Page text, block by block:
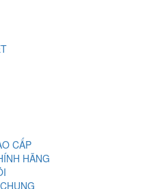
CẤP
HÃNG